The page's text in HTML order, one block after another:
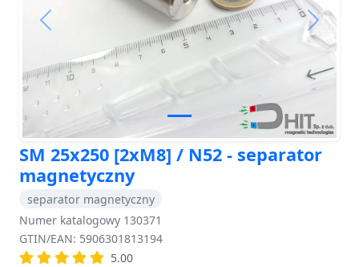
Previous Next
SM 25x250 [2xM8] / N52 - separator
magnetyczny
separator magnetyczny
Numer katalogowy 130371
GTIN/EAN: 5906301813194
5.00